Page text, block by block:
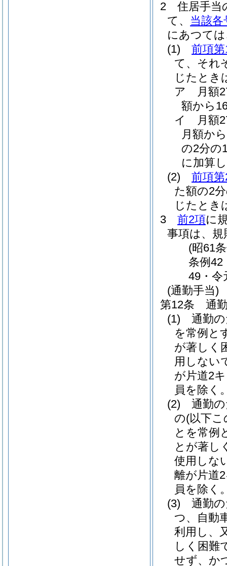
2
住居手当
て、 当該各
にあつて
(1)
前項
て、それ
じたとき
ア
月額
額から
イ
月額
月額か
の2分の
に加算
(2)
前項
た額の2
じたとき
3
前2項に
事項は、
(昭61
条例42
49・令
(通勤手当)
第12条
通
(1)
通勤
を常例と
が著しく
用しない
が片道2
員を除く
(2)
通勤
の(以下
とを常例
とが著し
使用しな
離が片道
員を除く
(3)
通勤
つ、自動
利用し、
しく困難
せず、か